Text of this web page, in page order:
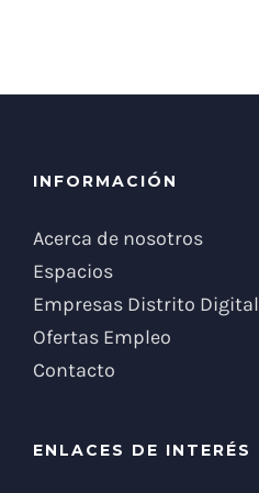
INFORMACIÓN
Acerca de nosotros
Espacios
Empresas Distrito Digital
Ofertas Empleo
Contacto
ENLACES DE INTERÉS